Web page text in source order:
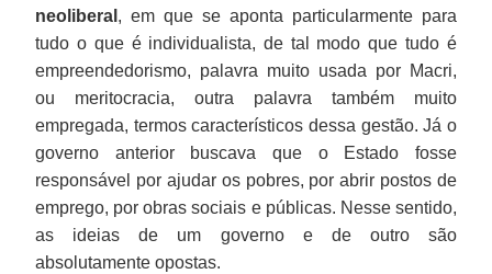
neoliberal , em que se aponta particularmente para
tudo o que é individualista, de tal modo que tudo é
empreendedorismo, palavra muito usada por Macri,
ou meritocracia, outra palavra também muito
empregada, termos característicos dessa gestão. Já o
governo anterior buscava que o Estado fosse
responsável por ajudar os pobres, por abrir postos de
emprego, por obras sociais e públicas. Nesse sentido,
as ideias de um governo e de outro são
absolutamente opostas.